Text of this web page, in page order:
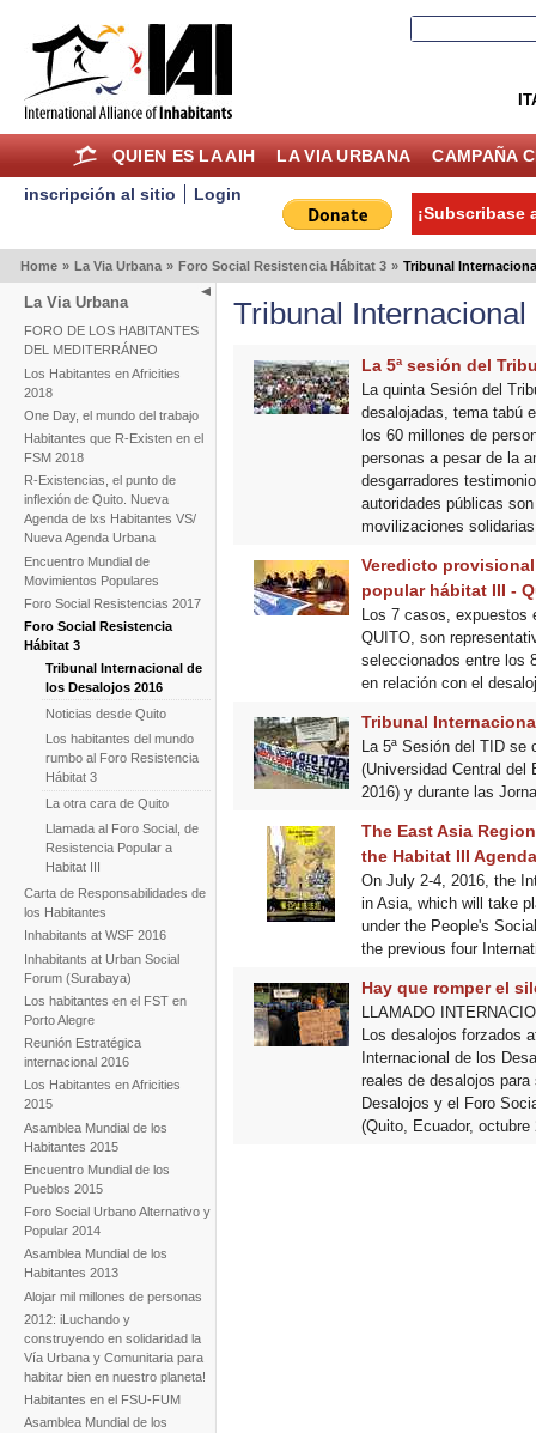
QUIEN ES LA AIH LA VIA URBANA CAMPAÑA
inscripción al sitio
Login
¡Subscribase
Home » La Via Urbana » Foro Social Resistencia Hábitat 3 » Tribunal
La Via Urbana
FORO DE LOS HABITANTES
DEL MEDITERRÁNEO
Los Habitantes en Africities
2018
One Day, el mundo del trabajo
Habitantes que R-Existen en el
FSM 2018
R-Existencias, el punto de
inflexión de Quito. Nueva
Agenda de lxs Habitantes VS/
Nueva Agenda Urbana
Encuentro Mundial de
Movimientos Populares
Foro Social Resistencias 2017
Foro Social Resistencia
Hábitat 3
Tribunal Internacional de
los Desalojos 2016
Noticias desde Quito
Los habitantes del mundo
rumbo al Foro Resistencia
Hábitat 3
La otra cara de Quito
Llamada al Foro Social, de
Resistencia Popular a
Habitat III
Carta de Responsabilidades de
los Habitantes
Inhabitants at WSF 2016
Inhabitants at Urban Social
Forum (Surabaya)
Los habitantes en el FST en
Porto Alegre
Reunión Estratégica
internacional 2016
Los Habitantes en Africities
2015
Asamblea Mundial de los
Habitantes 2015
Encuentro Mundial de los
Pueblos 2015
Foro Social Urbano Alternativo y
Popular 2014
Asamblea Mundial de los
Habitantes 2013
Alojar mil millones de personas
2012: iLuchando y
construyendo en solidaridad la
Vía Urbana y Comunitaria para
habitar bien en nuestro planeta!
Habitantes en el FSU-FUM
Asamblea Mundial de los
Tribunal
La 5ª sesión del
La quinta Sesión del
desalojadas, tema tabú
los 60 millones de
personas a pesar de la
desgarradores
autoridades públicas
movilizaciones
Veredicto
popular hábitat III -
Los 7 casos,
QUITO, son
seleccionados entre los
en relación con el
Tribunal
La 5ª Sesión del TID
(Universidad Central del
2016) y durante las
The East Asia
the Habitat III Agenda
On July 2-4, 2016, the
in Asia, which will take
under the People's
the previous four
Hay que romper el
LLAMADO
Los desalojos forzados
Internacional de los
reales de desalojos
Desalojos y el Foro
(Quito, Ecuador, octubre